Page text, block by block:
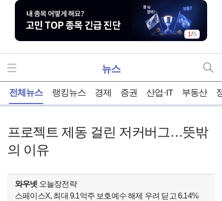
1/5
뉴스
전체뉴스 랭킹뉴스 경제 증권 산업·IT 부동산
프로젝트 제동 걸린 저커버그…뜻밖
의 이유
와우넷 오늘장전략
스페이스X, 최대 9.1억주 보호예수 해제 우려 딛고 6.14%